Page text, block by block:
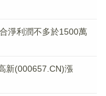
淨利潤不多於1500萬
新(000657.CN)漲